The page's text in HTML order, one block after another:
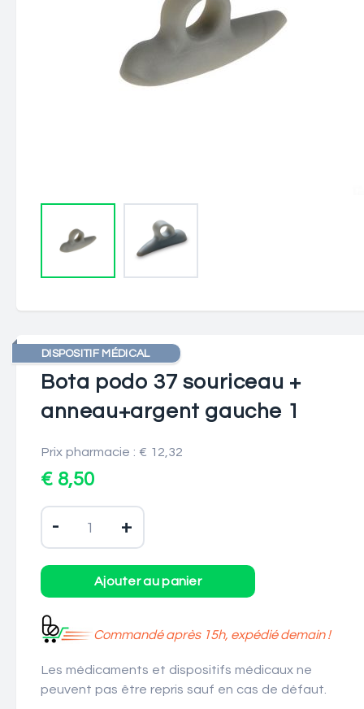
DISPOSITIF MÉDICAL
Bota podo 37 souriceau +
anneau+argent gauche 1
Prix pharmacie : € 12,32
€ 8,50
- +
Commandé après 15h, expédié demain !
Les médicaments et dispositifs médicaux ne
peuvent pas être repris sauf en cas de défaut.